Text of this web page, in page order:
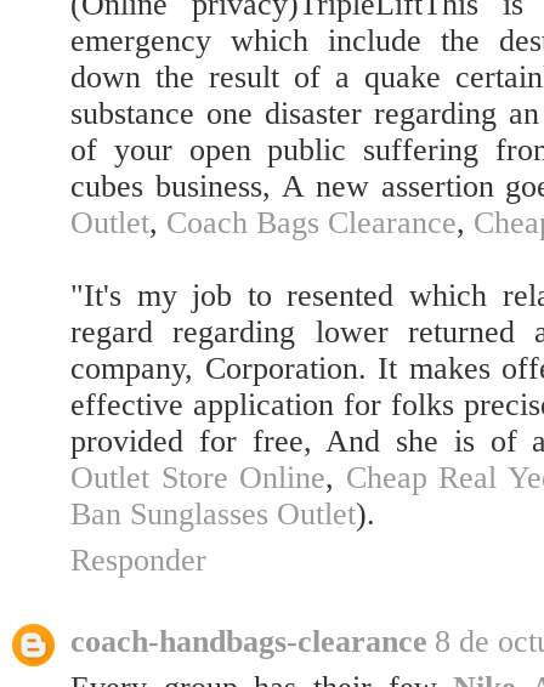
emergency which include the
down the result of a quake
substance one disaster regarding
of your open public suffering
cubes business, A new assertion
Outlet, Coach Bags Clearance,
"It's my job to resented which
regard regarding lower
company, Corporation. It makes
effective application for folks
provided for free, And she is of
Outlet Store Online, Cheap Real
Ban Sunglasses Outlet).
Responder
coach-handbags-clearance 8 de